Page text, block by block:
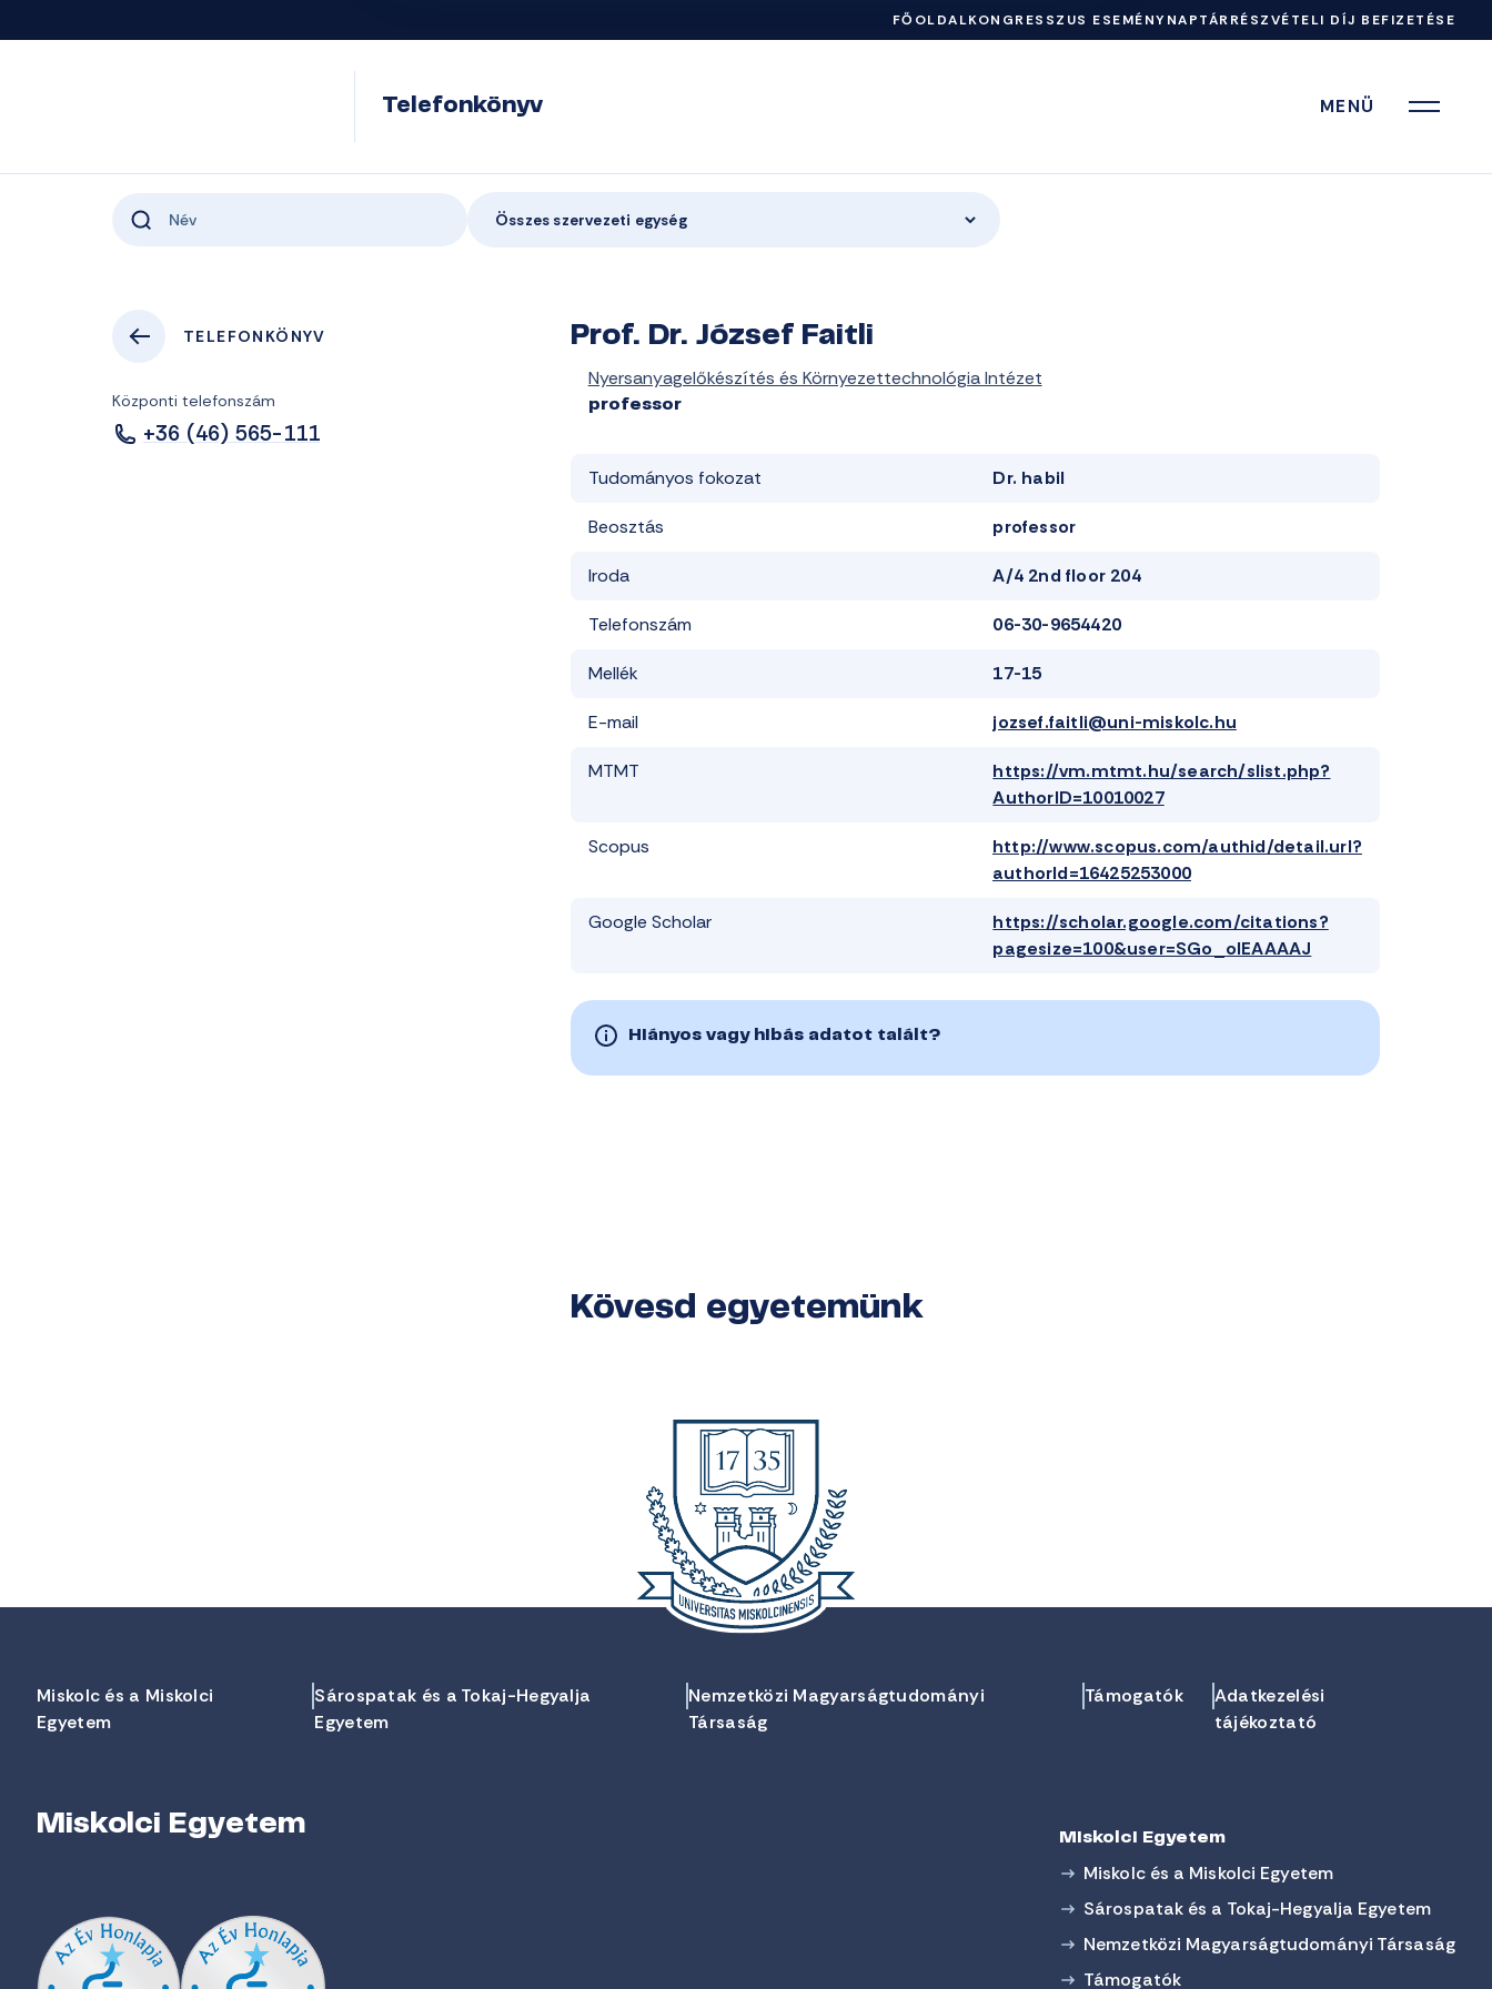
FŐOLDALKONGRESSZUS ESEMÉNYNAPTÁRRÉSZVÉTELI DÍJ BEFIZETÉSE
Telefonkönyv MENÜ
Összes szervezeti egység
TELEFONKÖNYV
Központi telefonszám
+36 (46) 565-111
Prof. Dr. József Faitli
Nyersanyagelőkészítés és Környezettechnológia Intézet
professor
Tudományos fokozat Dr. habil
Beosztás professor
Iroda A/4 2nd floor 204
Telefonszám 06-30-9654420
Mellék 17-15
E-mail jozsef.faitli@uni-miskolc.hu
MTMT
https://vm.mtmt.hu/search/slist.php?
AuthorID=10010027
Scopus
http://www.scopus.com/authid/detail.url?
authorId=16425253000
Google Scholar
https://scholar.google.com/citations?
pagesize=100&user=SGo_oIEAAAAJ
Hiányos vagy hibás adatot talált?
Kövesd egyetemünk
Miskolc és a Miskolci
Egyetem
Sárospatak és a Tokaj-Hegyalja
Egyetem
Nemzetközi Magyarságtudományi
Társaság
Támogatók
Adatkezelési
tájékoztató
Miskolci Egyetem Miskolci Egyetem
Miskolc és a Miskolci Egyetem
Sárospatak és a Tokaj-Hegyalja Egyetem
Nemzetközi Magyarságtudományi Társaság
Támogatók